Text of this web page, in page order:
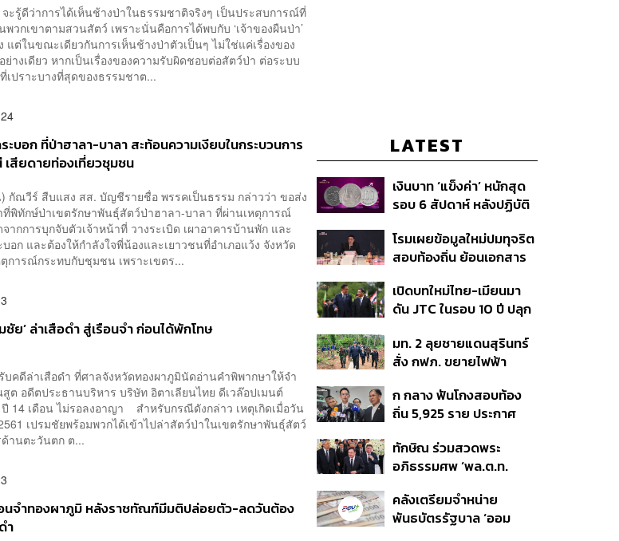
ะรู้ดีว่าการได้เห็นช้างป่าในธรรมชาติจริงๆ เป็นประสบการณ์ที่
พวกเขาตามสวนสัตว์ เพราะนั่นคือการได้พบกับ ‘เจ้าของผืนป่า’
แต่ในขณะเดียวกันการเห็นช้างป่าตัวเป็นๆ ไม่ใช่แค่เรื่องของ
ย่างเดียว หากเป็นเรื่องของความรับผิดชอบต่อสัตว์ป่า ต่อระบบ
เปราะบางที่สุดของธรรมชาต...
ะบอก ที่ป่าฮาลา-บาลา สะท้อนความเงียบในกระบวนการ
สียดายท่องเที่ยวชุมชน
กัณวีร์ สืบแสง สส. บัญชีรายชื่อ พรรคเป็นธรรม กล่าวว่า ขอส่ง
ที่พิทักษ์ป่าเขตรักษาพันธุ์สัตว์ป่าฮาลา-บาลา ที่ผ่านเหตุการณ์
ากการบุกจับตัวเจ้าหน้าที่ วางระเบิด เผาอาคารบ้านพัก และ
อก และต้องให้กำลังใจพี่น้องและเยาวชนที่อำเภอแว้ง จังหวัด
การณ์กระทบกับชุมชน เพราะเขตร...
ชัย’ ล่าเสือดำ สู่เรือนจำ ก่อนได้พักโทษ
บคดีล่าเสือดำ ที่ศาลจังหวัดทองผาภูมินัดอ่านคำพิพากษาให้จำ
ต อดีตประธานบริหาร บริษัท อิตาเลียนไทย ดีเวล๊อปเมนต์
14 เดือน ไม่รอลงอาญา สำหรับกรณีดังกล่าว เหตุเกิดเมื่อวัน
เปรมชัยพร้อมพวกได้เข้าไปล่าสัตว์ป่าในเขตรักษาพันธุ์สัตว์
านตะวันตก ต...
อนจำทองผาภูมิ หลังราชทัณฑ์มีมติปล่อยตัว-ลดวันต้อง
ำ
LATEST
เงินบาท ‘แข็งค่า’ หนักสุด
รอบ 6 สัปดาห์ หลังปฏิบัติ
สหรัฐฯ-ญี่ปุ่น Standard
Chartered เปิดเป้าสิ้นปีนี้
ต่อดอลลาร์
โรมเผยข้อมูลใหม่ปมทุจริต
สอบท้องถิ่น ย้อนเอกสาร
อนุทิน จ่อสอบต่อเอี่ยว
ตัดตอน ม.บูรพา หรือไม่
เปิดบทใหม่ไทย-เมียนมา
ดัน JTC ในรอบ 10 ปี ปลุก
ชายแดน ท่าเรือน้ำลึก
ทวาย
มท. 2 ลุยชายแดนสุรินทร์
สั่ง กฟภ. ขยายไฟฟ้า
350’ เสริมความมั่นคง
ชายแดน
ก กลาง ฟันโกงสอบท้อง
ถิ่น 5,925 ราย ประกาศ
ราย รอ ป.ป.ช. ขีดเส้นแล้ว
เสร็จ 31 ส.ค.
ทักษิณ ร่วมสวดพระ
อภิธรรมศพ ‘พล.ต.ท.
สิน’ สิริอายุ 103 ปี แกนนำ
เพื่อไทย-บุคคลหลาก
คลังเตรียมจำหน่าย
พันธบัตรรัฐบาล ‘ออม